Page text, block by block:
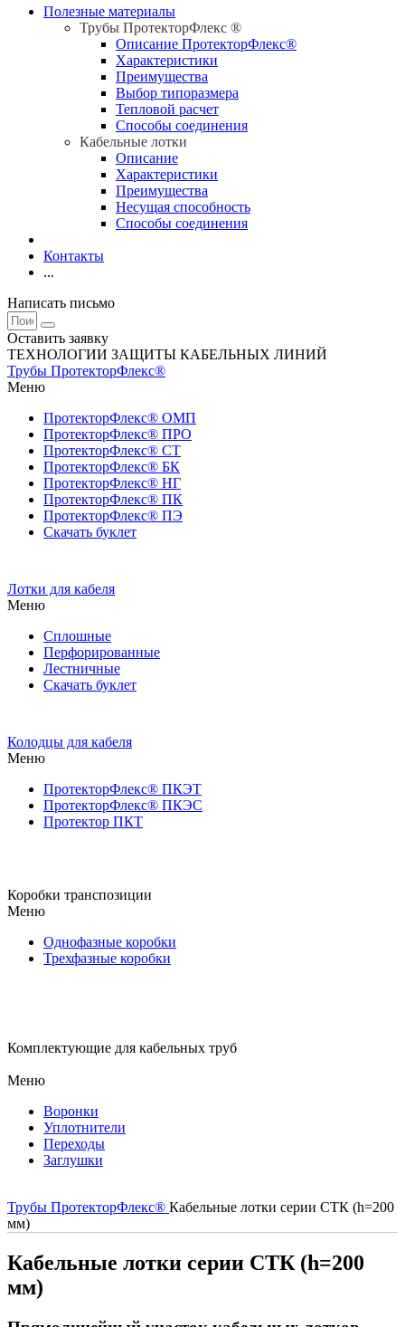
Полезные материалы
Трубы ПротекторФлекс ®
Описание ПротекторФлекс®
Характеристики
Преимущества
Выбор типоразмера
Тепловой расчет
Способы соединения
Кабельные лотки
Описание
Характеристики
Преимущества
Несущая способность
Способы соединения
Контакты
...
Написать письмо
Оставить заявку
ТЕХНОЛОГИИ ЗАЩИТЫ КАБЕЛЬНЫХ ЛИНИЙ
Трубы ПротекторФлекс®
Меню
ПротекторФлекс® ОМП
ПротекторФлекс® ПРО
ПротекторФлекс® СТ
ПротекторФлекс® БК
ПротекторФлекс® НГ
ПротекторФлекс® ПК
ПротекторФлекс® ПЭ
Скачать буклет
Лотки для кабеля
Меню
Сплошные
Перфорированные
Лестничные
Скачать буклет
Колодцы для кабеля
Меню
ПротекторФлекс® ПКЭТ
ПротекторФлекс® ПКЭС
Протектор ПКТ
Коробки транспозиции
Меню
Однофазные коробки
Трехфазные коробки
Комплектующие для кабельных труб
Меню
Воронки
Уплотнители
Переходы
Заглушки
Трубы ПротекторФлекс® Кабельные лотки серии СТК (h=200
мм)
Кабельные лотки серии СТК (h=200
мм)